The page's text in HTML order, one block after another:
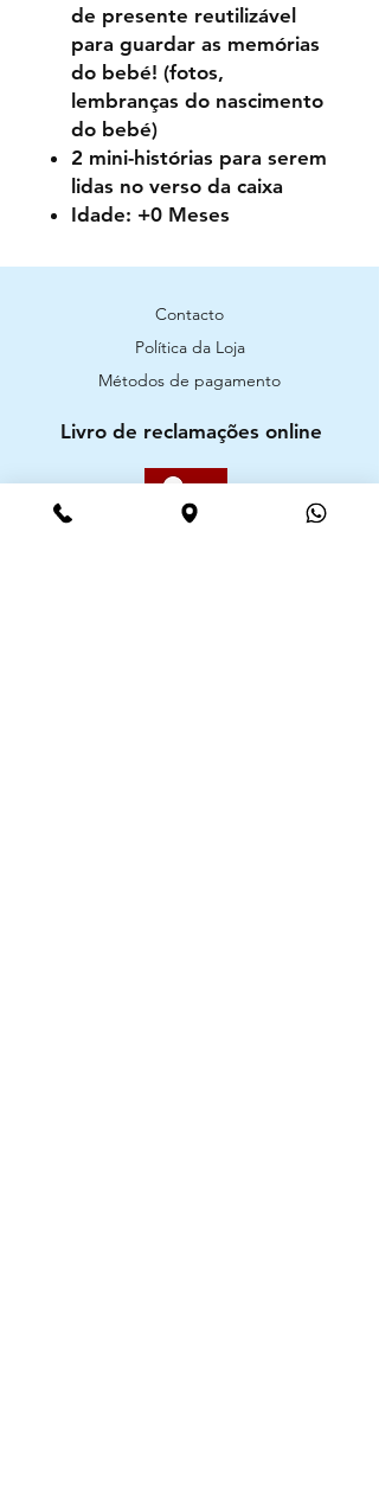
de presente reutilizável
para guardar as memórias
do bebé! (fotos,
lembranças do nascimento
do bebé)
2 mini-histórias para serem
lidas no verso da caixa
Idade: +0 Meses
Contacto
Política da Loja
Métodos de pagamento
Livro de reclamações online